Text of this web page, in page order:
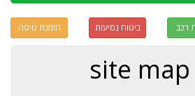
רכב ביטוח נסיעות הזמנת טיסה